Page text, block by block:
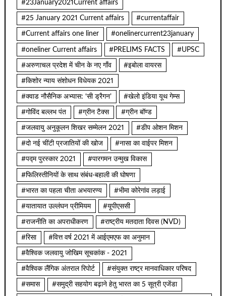
#23January2021Current affairs
#25 January 2021 Current affairs #currentaffair
#Current affairs one liner #onelinercurrent23january
#oneliner Current affairs #PRELIMS FACTS #UPSC
#अरुणाचल प्रदेश में चीन के नए गाँव #इबोला वायरस
#किशोर न्याय संशोधन विधेयक 2021
#क्वाड नौसैनिक अभ्यास: ‘सी ड्रैगन’ #खेलो इंडिया यूथ गेम्स
#गोविंद बल्लभ पंत #ग्रीन टैक्स #ग्रीन बॉण्ड
#जलवायु अनुकूलन शिखर सम्मेलन 2021 #डीप ओशन मिशन
#दो नई चींटी प्रजातियों की खोज #नासा का वाईपर मिशन
#पद्म पुरस्कार 2021 #पारगमन उन्मुख विकास
#फिलिस्तीनियों के साथ संबंध-बहाली की घोषणा
#भारत का पहला चीता अभयारण्य #भीमा कोरेगांव लड़ाई
#यातायात उल्लंघन प्रीमियम #यूपीएससी
#राजनीति का अपराधीकरण #राष्ट्रीय मतदाता दिवस (NVD)
#रिसा #वित्त वर्ष 2021 में आईएमएफ का अनुमान
#वैश्विक जलवायु जोखिम सूचकांक - 2021
#वैश्विक लैंगिक अंतराल रिपोर्ट #संयुक्त राष्ट्र मानवाधिकार परिषद
#समास #समुद्री सहयोग बढ़ाने हेतु भारत का 5 सूत्री एजेंडा